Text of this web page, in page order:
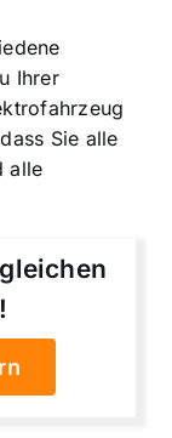
Ihrer
Sie alle
alle